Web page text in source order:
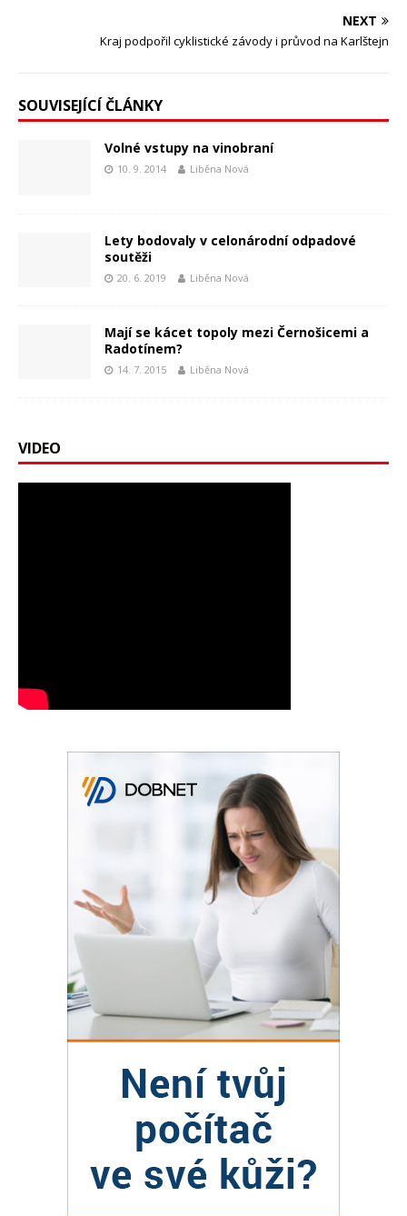
NEXT
Kraj podpořil cyklistické závody i průvod na Karlštejn
SOUVISEJÍCÍ ČLÁNKY
Volné vstupy na vinobraní
10. 9. 2014 Liběna Nová
Lety bodovaly v celonárodní odpadové
soutěži
20. 6. 2019 Liběna Nová
Mají se kácet topoly mezi Černošicemi a
Radotínem?
14. 7. 2015 Liběna Nová
VIDEO